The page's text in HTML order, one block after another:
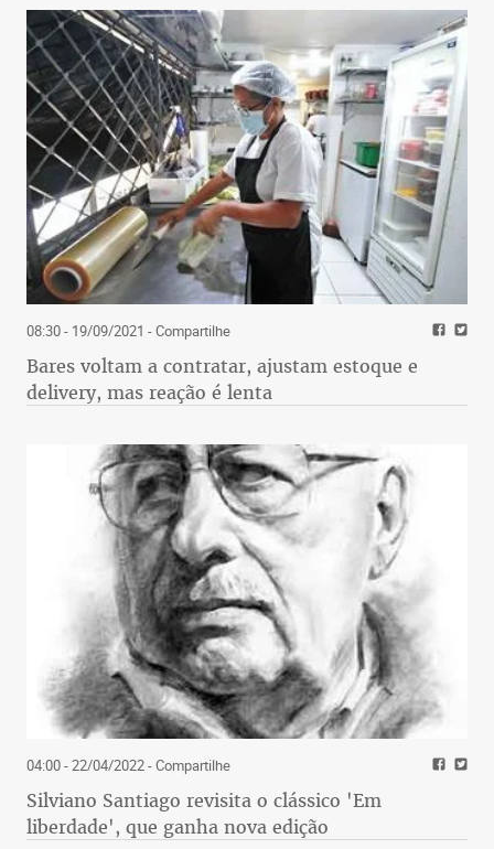
08:30 - 19/09/2021 - Compartilhe
Bares voltam a contratar, ajustam estoque e
delivery, mas reação é lenta
04:00 - 22/04/2022- Compartilhe
Silviano Santiago revisita o clássico 'Em
liberdade', que ganha nova edição